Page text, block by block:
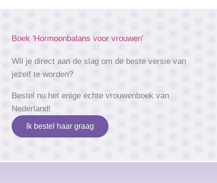
Boek 'Hormoonbalans voor vrouwen'
Wil je direct aan de slag om de beste versie van
jezelf te worden?
Bestel nu het enige echte vrouwenboek van
Nederland!
Ik bestel haar graag